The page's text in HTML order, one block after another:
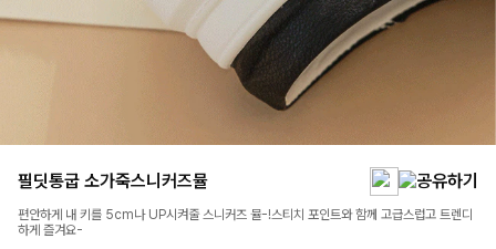
필딧통굽 소가죽스니커즈뮬
편안하게 내 키를 5cm나 UP시켜줄 스니커즈 뮬-!스티치 포인트와 함께 고급스럽고 트렌디
하게 즐겨요-